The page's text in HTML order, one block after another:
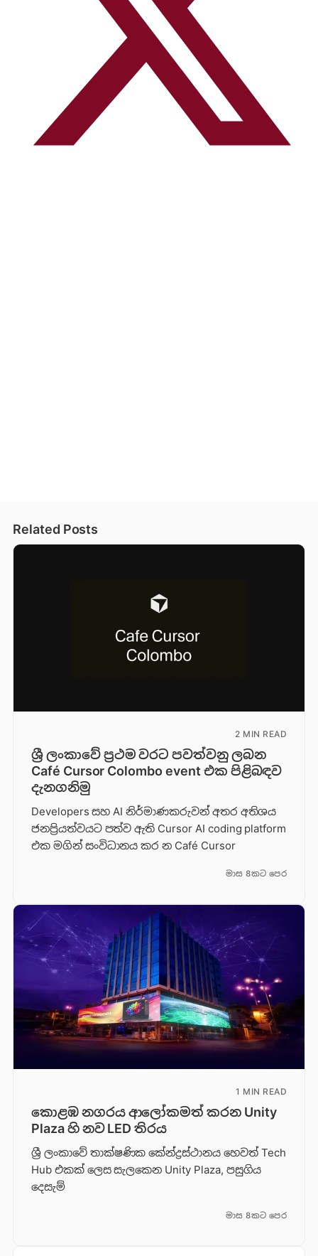
Related Posts
2 MIN READ
ශ්‍රී ලංකාවේ ප්‍රථම වරට පවත්වනු ලබන
Café Cursor Colombo event එක පිළිබඳව
දැනගනිමු
Developers සහ AI නිර්මාණකරුවන් අතර අතිශය
ජනප්‍රියත්වයට පත්ව ඇති Cursor AI coding platform
එක මගින් සංවිධානය කර න Café Cursor
මාස 8කට පෙර
1 MIN READ
කොළඹ නගරය ආලෝකමත් කරන Unity
Plaza හි නව LED තිරය
ශ්‍රී ලංකාවේ තාක්ෂණික කේන්ද්‍රස්ථානය හෙවත් Tech
Hub එකක් ලෙස සැලකෙන Unity Plaza, පසුගිය
දෙසැම්
මාස 8කට පෙර